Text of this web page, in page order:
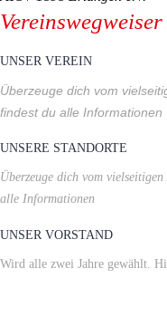
Vereinswegweiser
UNSER VEREIN
Überzeuge dich vom
findest du alle Informationen
UNSERE STANDORTE
Überzeuge dich vom
alle Informationen
UNSER VORSTAND
Wird alle zwei Jahre gewählt.